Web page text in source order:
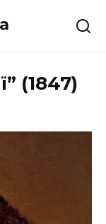
(1847)